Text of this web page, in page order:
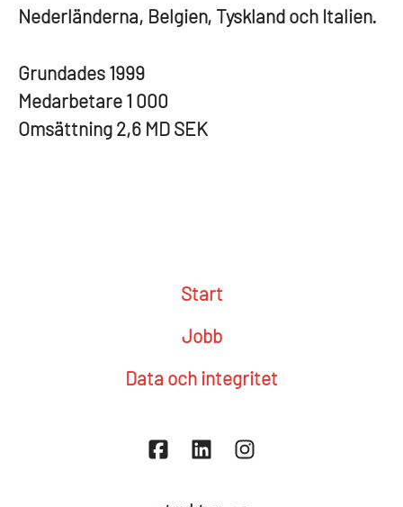
Nederländerna, Belgien, Tyskland och Italien.
Grundades 1999
Medarbetare 1 000
Omsättning 2,6 MD SEK
Start
Jobb
Data och integritet